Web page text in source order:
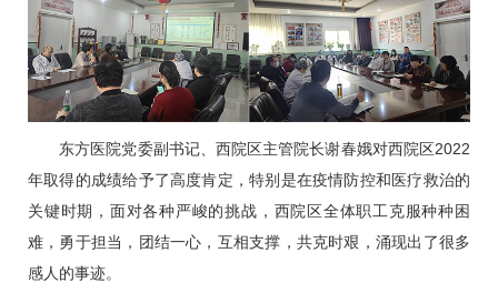
东方医院党委副书记、西院区主管院长谢春娥对西院区2022
年取得的成绩给予了高度肯定，特别是在疫情防控和医疗救治的
关键时期，面对各种严峻的挑战，西院区全体职工克服种种困
难，勇于担当，团结一心，互相支撑，共克时艰，涌现出了很多
感人的事迹。